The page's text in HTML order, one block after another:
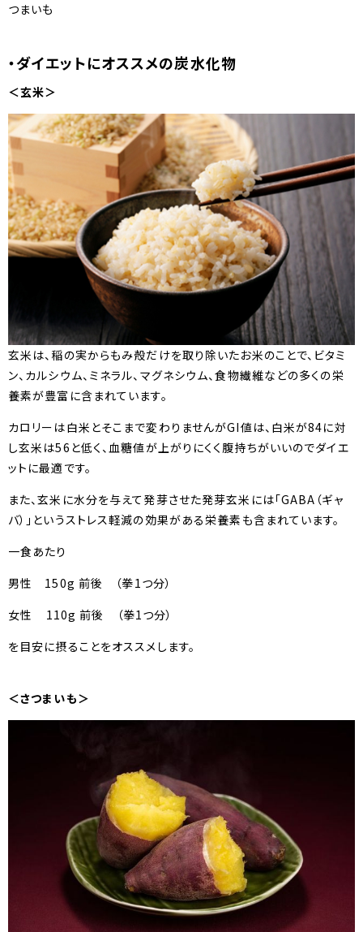
つまいも
・ダイエットにオススメの炭水化物
＜玄米＞
玄米は、稲の実からもみ殻だけを取り除いたお米のことで、ビタミ
ン、カルシウム、ミネラル、マグネシウム、食物繊維などの多くの栄
養素が豊富に含まれています。
カロリーは白米とそこまで変わりませんがGI値は、白米が84に対
し玄米は56と低く、血糖値が上がりにくく腹持ちがいいのでダイエ
ットに最適です。
また、玄米に水分を与えて発芽させた発芽玄米には「GABA（ギャ
バ）」というストレス軽減の効果がある栄養素も含まれています。
一食あたり
男性 150g 前後 （拳1つ分）
女性 110g 前後 （拳1つ分）
を目安に摂ることをオススメします。
＜さつまいも＞